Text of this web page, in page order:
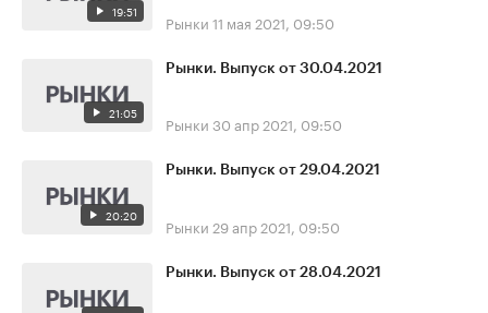
19:51 Рынки 11 мая 2021, 09:50
21:05
Рынки. Выпуск от 30.04.2021
Рынки 30 апр 2021, 09:50
20:20
Рынки. Выпуск от 29.04.2021
Рынки 29 апр 2021, 09:50
Рынки. Выпуск от 28.04.2021